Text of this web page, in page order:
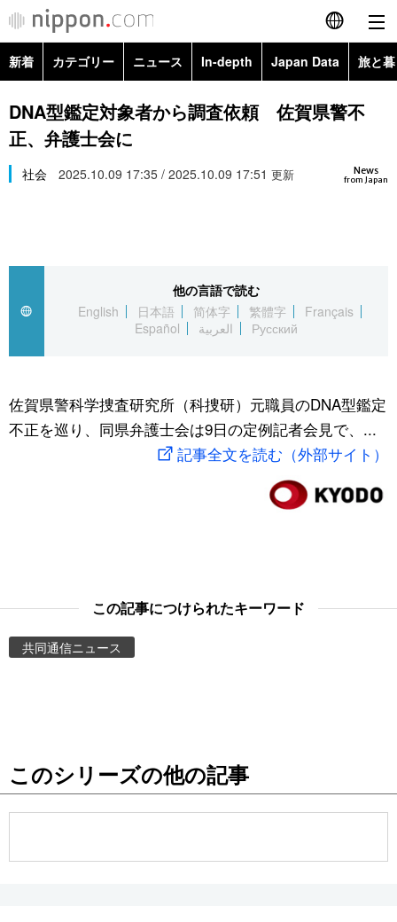
English
简体字
Русский
カテゴリー
経済・ビジネス
国際
文化
トップ
アーカイブ
In-depth
Japan Data
動画/Live
お知らせ
新着 カテゴリー ニュース In-depth Japan Data 旅と
政治・外交
経済・ビジネス
スポーツ・東京2020
Topics
DNA型鑑定対象者から調査依頼 佐賀県警不
正、弁護士会に
News
from Japan
社会 2025.10.09 17:35 / 2025.10.09 17:51 更新
他の言語で読む
English
日本語 简体字 繁體字
Français
Español
العربية Русский
佐賀県警科学捜査研究所（科捜研）元職員のDNA型鑑定
不正を巡り、同県弁護士会は9日の定例記者会見で、...
記事全文を読む（外部サイト）
この記事につけられたキーワード
共同通信ニュース
このシリーズの他の記事